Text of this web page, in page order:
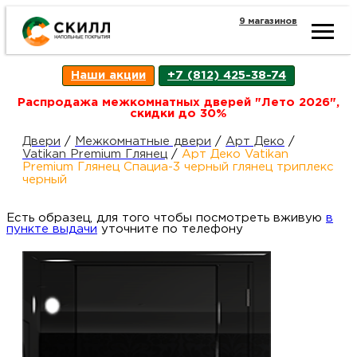
9 магазинов
Наши акции +7 (812) 425-38-74
Распродажа межкомнатных дверей "Лето 2026",
скидки до 30%
Двери / Межкомнатные двери / Арт Деко /
Vatikan Premium Глянец / Арт Деко Vatikan
Premium Глянец Спациа-3 черный глянец триплекс
черный
Есть образец, для того чтобы посмотреть вживую в
пункте выдачи уточните по телефону